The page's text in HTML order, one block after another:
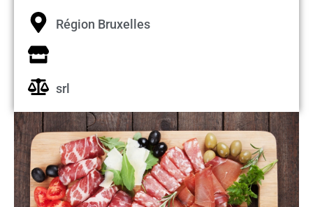
Région Bruxelles
srl